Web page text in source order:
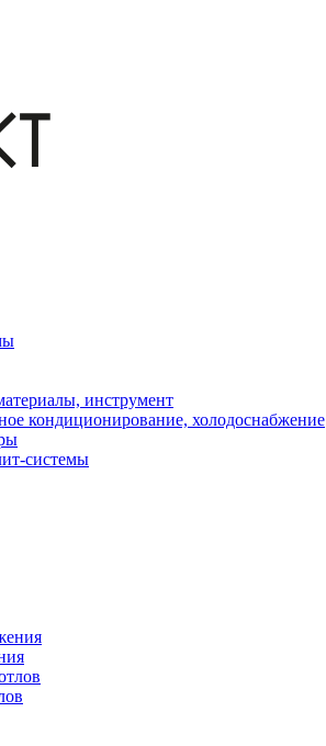
инструмент
кондиционирование, холодоснабжение
системы